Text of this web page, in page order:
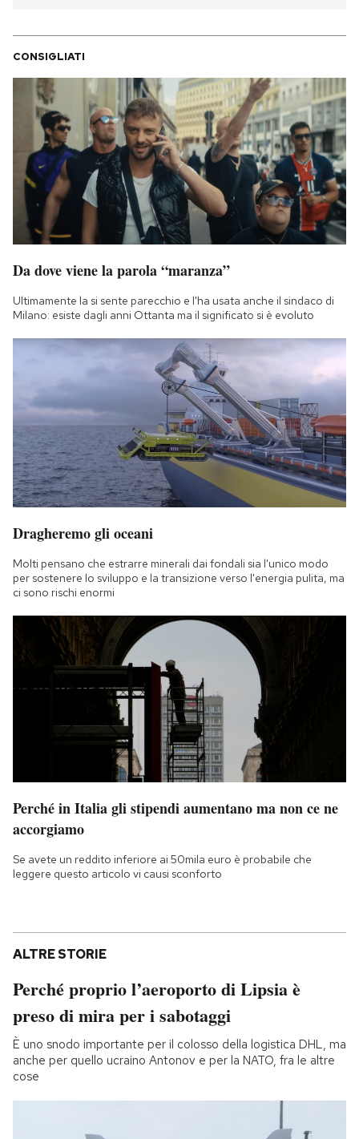
CONSIGLIATI
Da dove viene la parola “maranza”
Ultimamente la si sente parecchio e l'ha usata anche il sindaco di
Milano: esiste dagli anni Ottanta ma il significato si è evoluto
Dragheremo gli oceani
Molti pensano che estrarre minerali dai fondali sia l'unico modo
per sostenere lo sviluppo e la transizione verso l'energia pulita, ma
ci sono rischi enormi
Perché in Italia gli stipendi aumentano ma non ce ne
accorgiamo
Se avete un reddito inferiore ai 50mila euro è probabile che
leggere questo articolo vi causi sconforto
ALTRE STORIE
Perché proprio l’aeroporto di Lipsia è
preso di mira per i sabotaggi
È uno snodo importante per il colosso della logistica DHL, ma
anche per quello ucraino Antonov e per la NATO, fra le altre
cose